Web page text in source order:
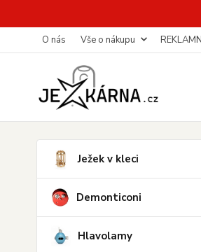
O nás Vše o nákupu
Ježek v kleci
Demonticoni
Hlavolamy